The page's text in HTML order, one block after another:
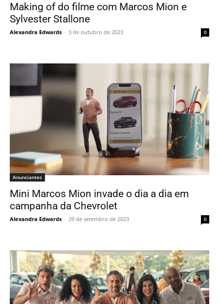
Making of do filme com Marcos Mion e
Sylvester Stallone
Alexandra Edwards - 3 de outubro de 2023 0
Anunciantes
Mini Marcos Mion invade o dia a dia em
campanha da Chevrolet
Alexandra Edwards - 29 de setembro de 2023 0